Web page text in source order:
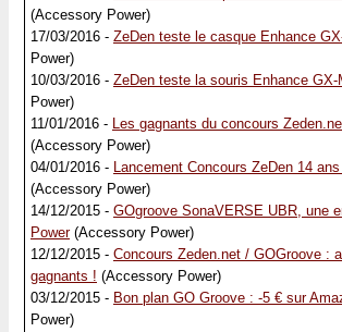
(Accessory Power)
17/03/2016 - ZeDen teste le casque Enhance
Power)
10/03/2016 - ZeDen teste la souris Enhance GX-
Power)
11/01/2016 - Les gagnants du concours
(Accessory Power)
04/01/2016 - Lancement Concours ZeDen 14
(Accessory Power)
14/12/2015 - GOgroove SonaVERSE UBR, une
Power(Accessory Power)
12/12/2015 - Concours Zeden.net / GOGroove :
gagnants ! (Accessory Power)
03/12/2015 - Bon plan GO Groove : -5 € sur
Power)